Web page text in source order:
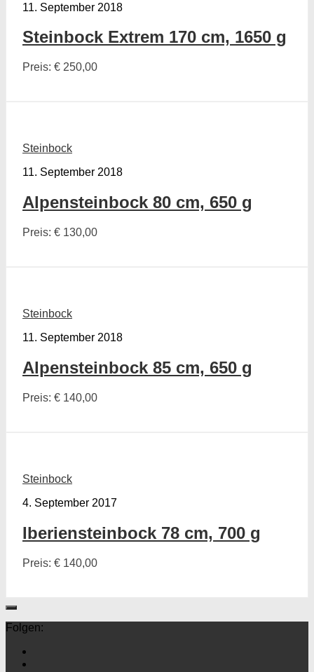
11. September 2018
Steinbock Extrem 170 cm, 1650 g
Preis: € 250,00
Steinbock
11. September 2018
Alpensteinbock 80 cm, 650 g
Preis: € 130,00
Steinbock
11. September 2018
Alpensteinbock 85 cm, 650 g
Preis: € 140,00
Steinbock
4. September 2017
Iberiensteinbock 78 cm, 700 g
Preis: € 140,00
Folgen: